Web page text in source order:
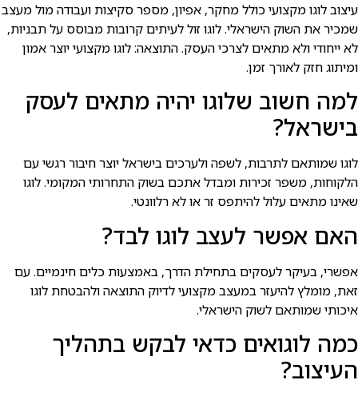
עיצוב לוגו מקצועי כולל מחקר, אפיון, מספר סקיצות ועבודה מול מעצב
שמכיר את השוק הישראלי. לוגו זול לעיתים קרובות מבוסס על תבניות,
לא ייחודי ולא מתאים לצרכי העסק. התוצאה: לוגו מקצועי יוצר אמון
ומיתוג חזק לאורך זמן.
למה חשוב שלוגו יהיה מתאים לעסק
בישראל?
לוגו שמותאם לתרבות, לשפה ולערכים בישראל יוצר חיבור רגשי עם
הלקוחות, משפר זכירות ומבדל אתכם בשוק התחרותי המקומי. לוגו
שאינו מתאים עלול להיתפס זר או לא רלוונטי.
האם אפשר לעצב לוגו לבד?
אפשרי, בעיקר לעסקים בתחילת הדרך, באמצעות כלים חינמיים. עם
זאת, מומלץ להיעזר במעצב מקצועי לדיוק התוצאה ולהבטחת לוגו
איכותי שמותאם לשוק הישראלי.
כמה לוגואים כדאי לבקש בתהליך
העיצוב?